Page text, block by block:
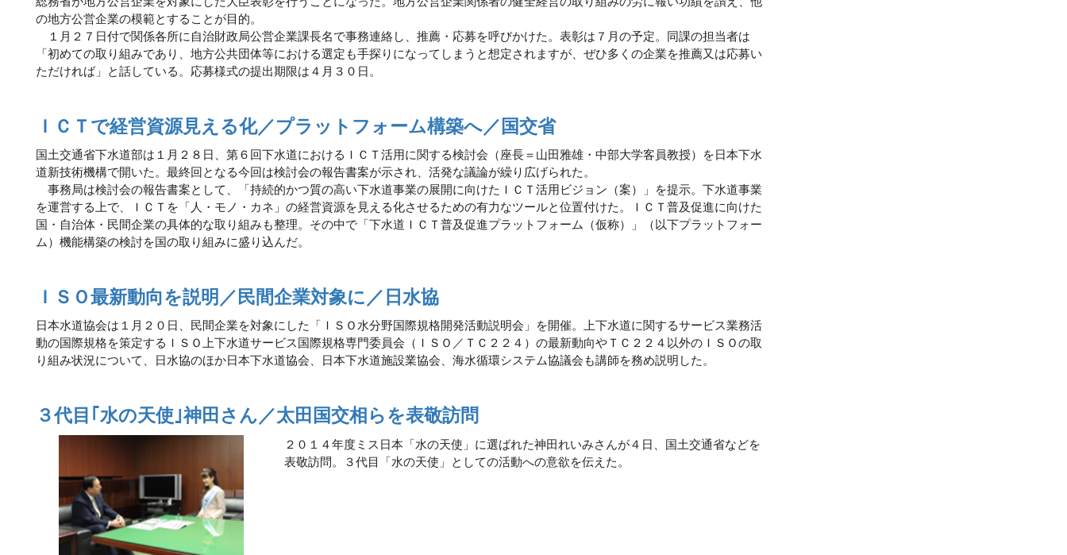
の地方公営企業の模範とすることが目的。
１月２７日付で関係各所に自治財政局公営企業課長名で事務連絡し、推薦・応募を呼びかけた。表彰は７月の予定。同課の担当者は
「初めての取り組みであり、地方公共団体等における選定も手探りになってしまうと想定されますが、ぜひ多くの企業を推薦又は応募い
ただければ」と話している。応募様式の提出期限は４月３０日。
ＩＣＴで経営資源見える化／プラットフォーム構築へ／国交省
国土交通省下水道部は１月２８日、第６回下水道におけるＩＣＴ活用に関する検討会（座長＝山田雅雄・中部大学客員教授）を日本下水
道新技術機構で開いた。最終回となる今回は検討会の報告書案が示され、活発な議論が繰り広げられた。
事務局は検討会の報告書案として、「持続的かつ質の高い下水道事業の展開に向けたＩＣＴ活用ビジョン（案）」を提示。下水道事業
を運営する上で、ＩＣＴを「人・モノ・カネ」の経営資源を見える化させるための有力なツールと位置付けた。ＩＣＴ普及促進に向けた
国・自治体・民間企業の具体的な取り組みも整理。その中で「下水道ＩＣＴ普及促進プラットフォーム（仮称）」（以下プラットフォー
ム）機能構築の検討を国の取り組みに盛り込んだ。
ＩＳＯ最新動向を説明／民間企業対象に／日水協
日本水道協会は１月２０日、民間企業を対象にした「ＩＳＯ水分野国際規格開発活動説明会」を開催。上下水道に関するサービス業務活
動の国際規格を策定するＩＳＯ上下水道サービス国際規格専門委員会（ＩＳＯ／ＴＣ２２４）の最新動向やＴＣ２２４以外のＩＳＯの取
り組み状況について、日水協のほか日本下水道協会、日本下水道施設業協会、海水循環システム協議会も講師を務め説明した。
３代目｢水の天使｣神田さん／太田国交相らを表敬訪問
２０１４年度ミス日本「水の天使」に選ばれた神田れいみさんが４日、国土交通省などを
表敬訪問。３代目「水の天使」としての活動への意欲を伝えた。